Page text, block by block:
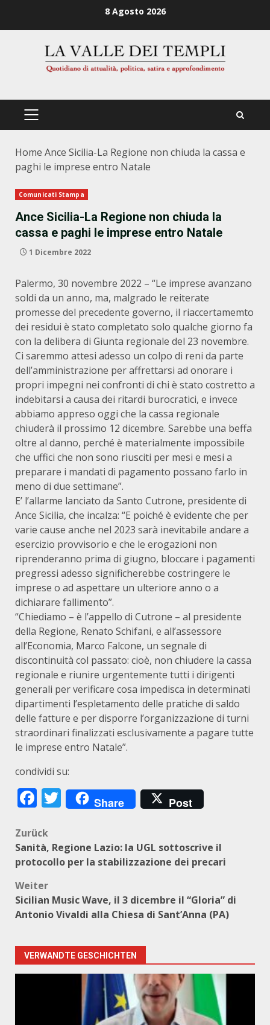
8 Agosto 2026
PRIMÄRES
Home Ance Sicilia-La Regione non chiuda la cassa e
paghi le imprese entro Natale
Comunicati Stampa
Ance Sicilia-La Regione non chiuda la
cassa e paghi le imprese entro Natale
1 Dicembre 2022
Palermo, 30 novembre 2022 – “Le imprese avanzano
soldi da un anno, ma, malgrado le reiterate
promesse del precedente governo, il riaccertamemto
dei residui è stato completato solo qualche giorno fa
con la delibera di Giunta regionale del 23 novembre.
Ci saremmo attesi adesso un colpo di reni da parte
dell’amministrazione per affrettarsi ad onorare i
propri impegni nei confronti di chi è stato costretto a
indebitarsi a causa dei ritardi burocratici, e invece
abbiamo appreso oggi che la cassa regionale
chiuderà il prossimo 12 dicembre. Sarebbe una beffa
oltre al danno, perché è materialmente impossibile
che uffici che non sono riusciti per mesi e mesi a
preparare i mandati di pagamento possano farlo in
meno di due settimane”.
E’ l’allarme lanciato da Santo Cutrone, presidente di
Ance Sicilia, che incalza: “E poiché è evidente che per
varie cause anche nel 2023 sarà inevitabile andare a
esercizio provvisorio e che le erogazioni non
riprenderanno prima di giugno, bloccare i pagamenti
pregressi adesso significherebbe costringere le
imprese o ad aspettare un ulteriore anno o a
dichiarare fallimento”.
“Chiediamo – è l’appello di Cutrone – al presidente
della Regione, Renato Schifani, e all’assessore
all’Economia, Marco Falcone, un segnale di
discontinuità col passato: cioè, non chiudere la cassa
regionale e riunire urgentemente tutti i dirigenti
generali per verificare cosa impedisca in determinati
dipartimenti l’espletamento delle pratiche di saldo
delle fatture e per disporre l’organizzazione di turni
straordinari finalizzati esclusivamente a pagare tutte
le imprese entro Natale”.
condividi su:
Facebook
Twitter
Share Post
Beitragsnavigation
Zurück
Sanità, Regione Lazio: la UGL sottoscrive il
protocollo per la stabilizzazione dei precari
Weiter
Sicilian Music Wave, il 3 dicembre il “Gloria” di
Antonio Vivaldi alla Chiesa di Sant’Anna (PA)
VERWANDTE GESCHICHTEN